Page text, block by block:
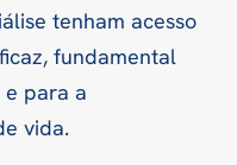
tenham acesso
fundamental
para a
vida.